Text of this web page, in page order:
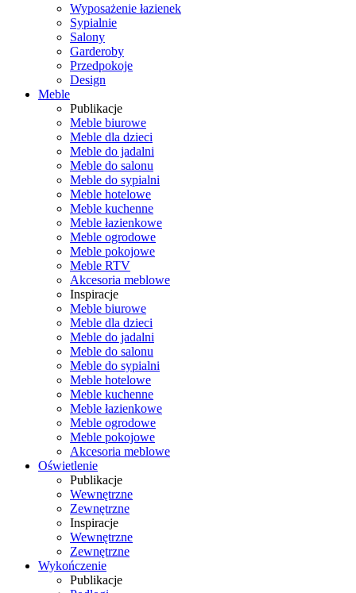
Wyposażenie łazienek
Sypialnie
Salony
Garderoby
Przedpokoje
Design
Meble
Publikacje
Meble biurowe
Meble dla dzieci
Meble do jadalni
Meble do salonu
Meble do sypialni
Meble hotelowe
Meble kuchenne
Meble łazienkowe
Meble ogrodowe
Meble pokojowe
Meble RTV
Akcesoria meblowe
Inspiracje
Meble biurowe
Meble dla dzieci
Meble do jadalni
Meble do salonu
Meble do sypialni
Meble hotelowe
Meble kuchenne
Meble łazienkowe
Meble ogrodowe
Meble pokojowe
Akcesoria meblowe
Oświetlenie
Publikacje
Wewnętrzne
Zewnętrzne
Inspiracje
Wewnętrzne
Zewnętrzne
Wykończenie
Publikacje